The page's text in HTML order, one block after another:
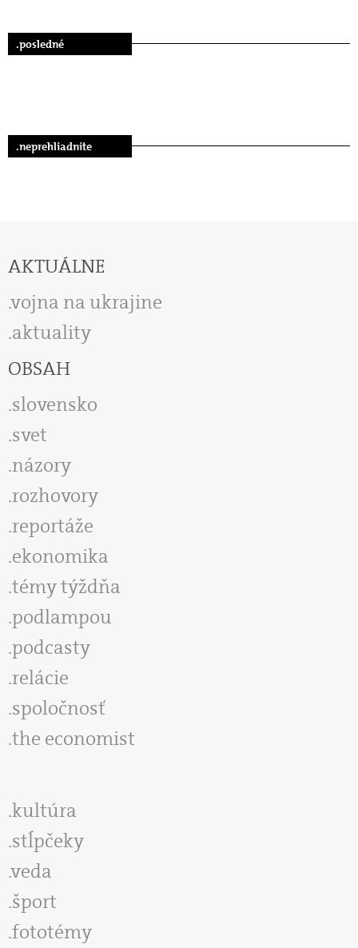
.posledné
.neprehliadnite
AKTUÁLNE
vojna na ukrajine
aktuality
OBSAH
slovensko
svet
názory
rozhovory
reportáže
ekonomika
témy týždňa
podlampou
podcasty
relácie
spoločnosť
the economist
kultúra
stĺpčeky
veda
šport
fototémy